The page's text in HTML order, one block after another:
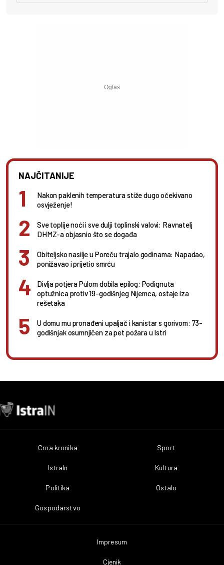
NAJČITANIJE
Nakon paklenih temperatura stiže dugo očekivano
osvježenje!
Sve toplije noći i sve dulji toplinski valovi: Ravnatelj
DHMZ-a objasnio što se događa
Obiteljsko nasilje u Poreču trajalo godinama: Napadao,
ponižavao i prijetio smrću
Divlja potjera Pulom dobila epilog: Podignuta
optužnica protiv 19-godišnjeg Nijemca, ostaje iza
rešetaka
U domu mu pronađeni upaljač i kanistar s gorivom: 73-
godišnjak osumnjičen za pet požara u Istri
Crna kronika
IstraIn
Politika
Gospodarstvo
Sport
Kultura
Ostalo
Impresum
Cjenik